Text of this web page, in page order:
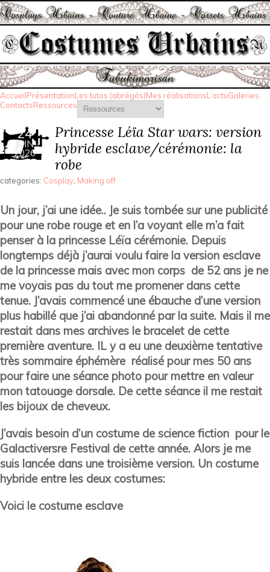
AccueilPrésentationLes tutos (abrégés)Mes réalisationsL’actuGaleries
ContactsRessources
24
JUIN
2026
Princesse Léïa Star wars: version
hybride esclave/cérémonie: la
robe
categories: Cosplay Making off
Un jour, j’ai une idée.. Je suis tombée sur une publicité
pour une robe rouge et en l’a voyant elle m’a fait
penser à la princesse Léïa cérémonie. Depuis
longtemps déjà j’aurai voulu faire la version esclave
de la princesse mais avec mon corps de 52 ans je ne
me voyais pas du tout me promener dans cette
tenue. J’avais commencé une ébauche d’une version
plus habillé que j’ai abandonné par la suite. Mais il me
restait dans mes archives le bracelet de cette
première aventure. IL y a eu une deuxième tentative
très sommaire éphémère réalisé pour mes 50 ans
pour faire une séance photo pour mettre en valeur
mon tatouage dorsale. De cette séance il me restait
les bijoux de cheveux.
J’avais besoin d’un costume de science fiction pour le
Galactiversre Festival de cette année. Alors je me
suis lancée dans une troisième version. Un costume
hybride entre les deux costumes:
Voici le costume esclave